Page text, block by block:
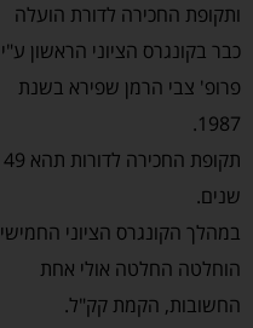
ותקופת החכירה לדורת הועלה
כבר בקונגרס הציוני הראשון ע"י
פרופ' צבי הרמן שפירא בשנת
1987.
תקופת החכירה לדורות תהא 49
שנים.
במהלך הקונגרס הציוני החמישי
הוחלטה החלטה אולי אחת
החשובות, הקמת קק"ל.